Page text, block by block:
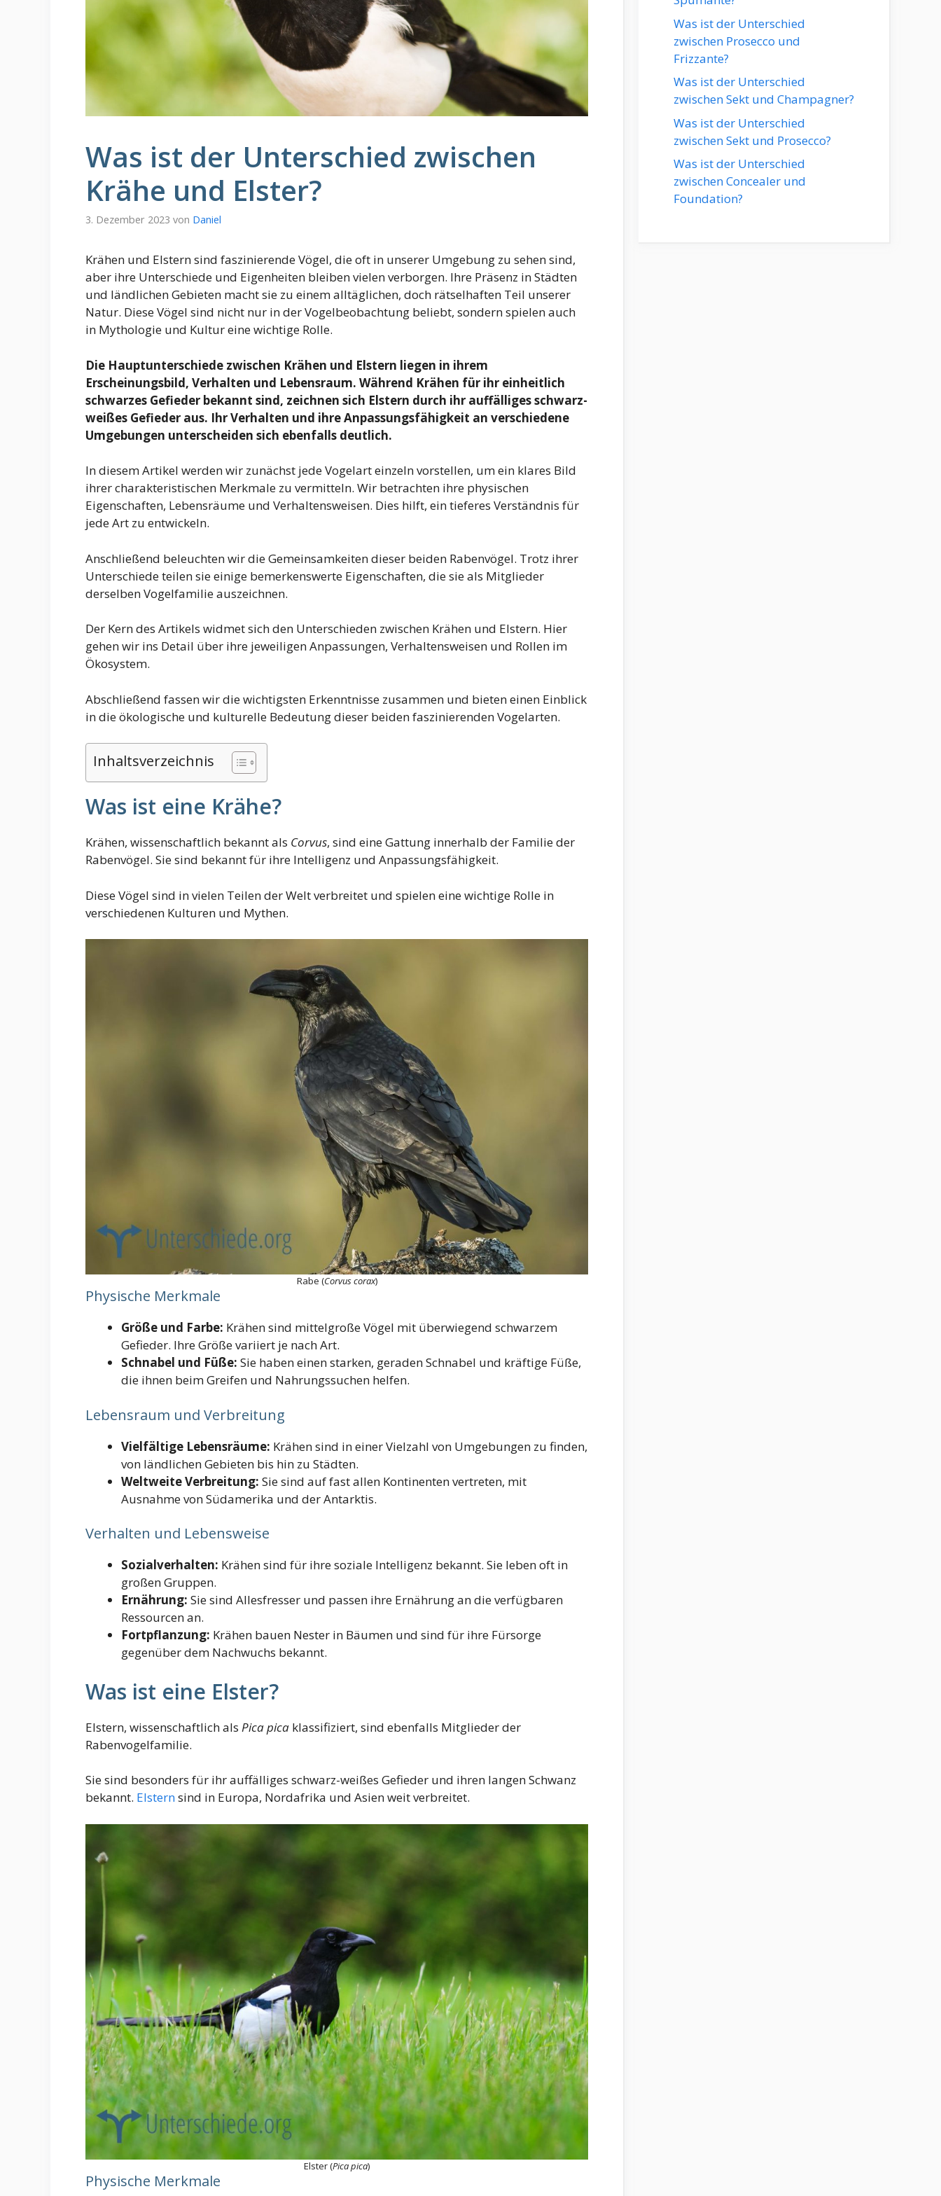
Was ist der Unterschied zwischen
Krähe und Elster?
3. Dezember 2023 von Daniel
Krähen und Elstern sind faszinierende Vögel, die oft in unserer Umgebung zu sehen sind,
aber ihre Unterschiede und Eigenheiten bleiben vielen verborgen. Ihre Präsenz in Städten
und ländlichen Gebieten macht sie zu einem alltäglichen, doch rätselhaften Teil unserer
Natur. Diese Vögel sind nicht nur in der Vogelbeobachtung beliebt, sondern spielen auch
in Mythologie und Kultur eine wichtige Rolle.
Die Hauptunterschiede zwischen Krähen und Elstern liegen in ihrem
Erscheinungsbild, Verhalten und Lebensraum. Während Krähen für ihr einheitlich
schwarzes Gefieder bekannt sind, zeichnen sich Elstern durch ihr auffälliges schwarz-
weißes Gefieder aus. Ihr Verhalten und ihre Anpassungsfähigkeit an verschiedene
Umgebungen unterscheiden sich ebenfalls deutlich.
In diesem Artikel werden wir zunächst jede Vogelart einzeln vorstellen, um ein klares Bild
ihrer charakteristischen Merkmale zu vermitteln. Wir betrachten ihre physischen
Eigenschaften, Lebensräume und Verhaltensweisen. Dies hilft, ein tieferes Verständnis für
jede Art zu entwickeln.
Anschließend beleuchten wir die Gemeinsamkeiten dieser beiden Rabenvögel. Trotz ihrer
Unterschiede teilen sie einige bemerkenswerte Eigenschaften, die sie als Mitglieder
derselben Vogelfamilie auszeichnen.
Der Kern des Artikels widmet sich den Unterschieden zwischen Krähen und Elstern. Hier
gehen wir ins Detail über ihre jeweiligen Anpassungen, Verhaltensweisen und Rollen im
Ökosystem.
Abschließend fassen wir die wichtigsten Erkenntnisse zusammen und bieten einen Einblick
in die ökologische und kulturelle Bedeutung dieser beiden faszinierenden Vogelarten.
Inhaltsverzeichnis
Was ist eine Krähe?
Krähen, wissenschaftlich bekannt als Corvus, sind eine Gattung innerhalb der Familie der
Rabenvögel. Sie sind bekannt für ihre Intelligenz und Anpassungsfähigkeit.
Diese Vögel sind in vielen Teilen der Welt verbreitet und spielen eine wichtige Rolle in
verschiedenen Kulturen und Mythen.
Rabe (Corvus corax)
Physische Merkmale
Größe und Farbe: Krähen sind mittelgroße Vögel mit überwiegend schwarzem
Gefieder. Ihre Größe variiert je nach Art.
Schnabel und Füße: Sie haben einen starken, geraden Schnabel und kräftige Füße,
die ihnen beim Greifen und Nahrungssuchen helfen.
Lebensraum und Verbreitung
Vielfältige Lebensräume: Krähen sind in einer Vielzahl von Umgebungen zu finden,
von ländlichen Gebieten bis hin zu Städten.
Weltweite Verbreitung: Sie sind auf fast allen Kontinenten vertreten, mit
Ausnahme von Südamerika und der Antarktis.
Verhalten und Lebensweise
Sozialverhalten: Krähen sind für ihre soziale Intelligenz bekannt. Sie leben oft in
großen Gruppen.
Ernährung: Sie sind Allesfresser und passen ihre Ernährung an die verfügbaren
Ressourcen an.
Fortpflanzung: Krähen bauen Nester in Bäumen und sind für ihre Fürsorge
gegenüber dem Nachwuchs bekannt.
Was ist eine Elster?
Elstern, wissenschaftlich als Pica pica klassifiziert, sind ebenfalls Mitglieder der
Rabenvogelfamilie.
Sie sind besonders für ihr auffälliges schwarz-weißes Gefieder und ihren langen Schwanz
bekannt. Elsternsind in Europa, Nordafrika und Asien weit verbreitet.
Elster (Pica pica)
Physische Merkmale
Was ist der Unterschied
zwischen Prosecco und
Frizzante?
Was ist der Unterschied
zwischen Sekt und Champagner?
Was ist der Unterschied
zwischen Sekt und Prosecco?
Was ist der Unterschied
zwischen Concealer und
Foundation?